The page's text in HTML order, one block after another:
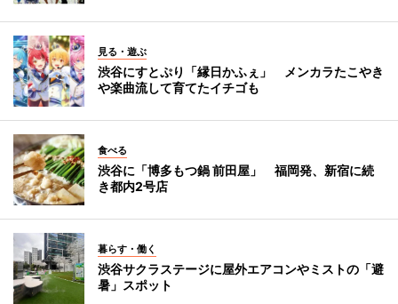
見る・遊ぶ
渋谷にすとぷり「縁日かふぇ」 メンカラたこやき
や楽曲流して育てたイチゴも
食べる
渋谷に「博多もつ鍋 前田屋」 福岡発、新宿に続
き都内2号店
暮らす・働く
渋谷サクラステージに屋外エアコンやミストの「避
暑」スポット